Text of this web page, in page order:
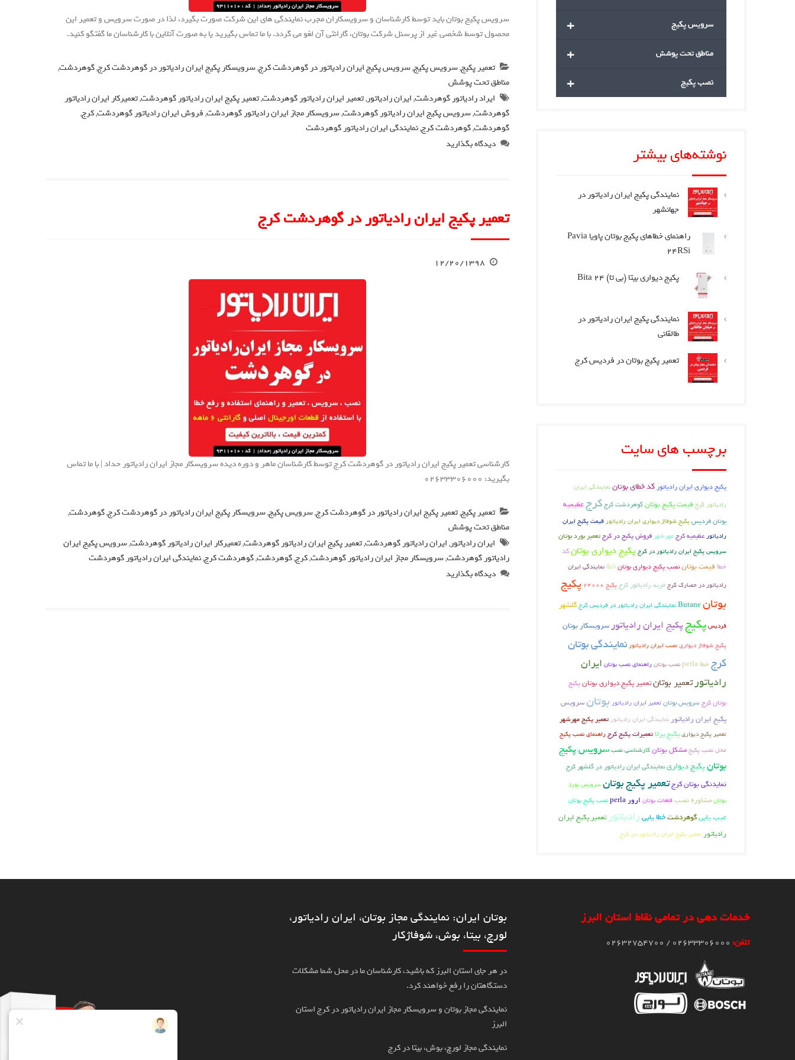
سرویس پکیج بوتان باید توسط کارشناسان و سرویسکاران مجرب نمایندگی های این شرکت صورت بگیرد، لذا در صورت سرویس و تعمیر این
محصول توسط شخصی غیر از پرسنل شرکت بوتان، گارانتی آن لغو می گردد. با ما تماس بگیرید یا به صورت آنلاین با کارشناسان ما گفتگو کنید.
تعمیر پکیج,سرویس پکیج,سرویس پکیج ایران رادیاتور در گوهردشت کرج,سرویسکار پکیج ایران رادیاتور در گوهردشت کرج,گوهردشت,
مناطق تحت پوشش
ایراد رادیاتور گوهردشت,ایران رادیاتور,تعمیر ایران رادیاتور گوهردشت,تعمیر پکیج ایران رادیاتور گوهردشت,تعمیرکار ایران رادیاتور
گوهردشت,سرویس پکیج ایران رادیاتور گوهردشت,سرویسکار مجاز ایران رادیاتور گوهردشت,فروش ایران رادیاتور گوهردشت,کرج,
گوهردشت,گوهردشت کرج,نمایندگی ایران رادیاتور گوهردشت
دیدگاه بگذارید
تعمیر پکیج ایران رادیاتور در گوهردشت کرج
۱۲/۲۰/۱۳۹۸
کارشناسی تعمیر پکیج ایران رادیاتور در گوهردشت کرج توسط کارشناسان ماهر و دوره دیده سرویسکار مجاز ایران رادیاتور حداد | با ما تماس
بگیرید: 02633306000
تعمیر پکیج,تعمیر پکیج ایران رادیاتور در گوهردشت کرج,سرویس پکیج,سرویسکار پکیج ایران رادیاتور در گوهردشت کرج,گوهردشت,
مناطق تحت پوشش
ایران رادیاتور,ایران رادیاتور گوهردشت,تعمیر پکیج ایران رادیاتور گوهردشت,تعمیرکار ایران رادیاتور گوهردشت,سرویس پکیج ایران
رادیاتور گوهردشت,سرویسکار مجاز ایران رادیاتور گوهردشت,کرج,گوهردشت,گوهردشت کرج,نمایندگی ایران رادیاتور گوهردشت
دیدگاه بگذارید
+ سرویس پکیج
+ مناطق تحت پوشش
+ نصب پکیج
نوشته‌های بیشتر
نمایندگی پکیج ایران رادیاتور در
جهانشهر
راهنمای خطاهای پکیج بوتان پاویا Pavia
24RSi
پکیج دیواری بیتا (بی تا) Bita 24
نمایندگی پکیج ایران رادیاتور در
طالقانی
تعمیر پکیج بوتان در فردیس کرج
برچسب های سایت
پکیج دیواری ایران رادیاتور کد خطای بوتاننمایندگی ایران
رادیاتور کرج قیمت پکیج بوتانگوهردشت کرجکرجعظیمیه
بوتان فردیسپکیج شوفاژ دیواری ایران رادیاتور قیمت پکیج ایران
رادیاتور عظیمیه کرجمهرشهر فروش پکیج در کرجتعمیر بورد بوتان
سرویس پکیج ایران رادیاتور در کرج پکیج دیواری بوتانکد
خطا قیمت بوتاننصب پکیج دیواری بوتانخطا نمایندگی ایران
رادیاتور در حصارک کرجخرید رادیاتور کرجپکیج 24000
پکیج
بوتانButaneنمایندگی ایران رادیاتور در فردیس کرجگلشهر
فردیسپکیجپکیج ایران رادیاتورسرویسکار بوتان
پکیج شوفاژ دیوارینصب ایران رادیاتور نمایندگی بوتان
کرج خطا perla نصب بوتان راهنمای نصب بوتان ایران
رادیاتور تعمیر بوتانتعمیر پکیج دیواری بوتانپکیج
بوتان کرج سرویس بوتانتعمیر ایران رادیاتور بوتانسرویس
پکیج ایران رادیاتور نمایندگی ایران رادیاتور تعمیر پکیج مهرشهر
تعمیر پکیج دیواریپکیج پرلاتعمیرات پکیج کرجراهنمای نصب پکیج
محل نصب پکیجمشکل بوتانکارشناسی نصبسرویس پکیج
بوتانپکیج دیوارینمایندگی ایران رادیاتور در گلشهر کرج
نمایدنگی بوتان کرجتعمیر پکیج بوتانسرویس بورد
بوتانمشاوره نصبقطعات بوتان ارور perla نصب پکیج بوتان
عیب یابیگوهردشتخطا یابیرادیاتورتعمیر پکیج ایران
رادیاتور تعمیر پکیج ایران رادیاتور در کرج
خدمات دهی در تمامی نقاط استان البرز
تلفن:
بوتان ایران: نمایندگی مجاز بوتان، ایران رادیاتور،
لورچ، بیتا، بوش، شوفاژکار
در هر جای استان البرز که باشید، کارشناسان ما در محل شما مشکلات
دستگاهتان را رفع خواهند کرد.
نمایندگی مجاز بوتان و سرویسکار مجاز ایران رادیاتور در کرج استان
البرز
نمایندگی مجاز لورچ، بوش، بیتا در کرج